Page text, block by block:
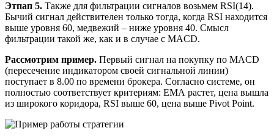
Этпап 5. Также для фильтрации сигналов возьмем RSI(14).
Бычий сигнал действителен только тогда, когда RSI находится
выше уровня 60, медвежий – ниже уровня 40. Смысл
фильтрации такой же, как и в случае с MACD.
Рассмотрим пример. Первый сигнал на покупку по MACD
(пересечение индикатором своей сигнальной линии)
поступает в 8.00 по времени брокера. Согласно системе, он
полностью соответствует критериям: ЕМА растет, цена вышла
из широкого коридора, RSI выше 60, цена выше Pivot Point.